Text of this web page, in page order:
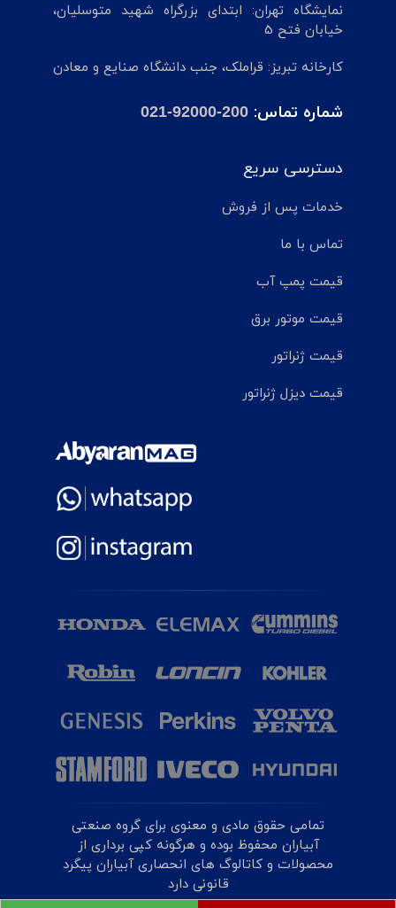
نمایشگاه تهران: ابتدای بزرگراه شهید متوسلیان،
خیابان فتح 5
کارخانه تبریز: قراملک، جنب دانشگاه صنایع و معادن
شماره تماس: 021-92000-200
دسترسی سریع
خدمات پس از فروش
تماس با ما
قیمت پمپ آب
قیمت موتور برق
قیمت ژنراتور
قیمت دیزل ژنراتور
تمامی حقوق مادی و معنوی برای گروه صنعتی
آبیاران محفوظ بوده و هرگونه کپی برداری از
محصولات و کاتالوگ های انحصاری آبیاران پیگرد
قانونی دارد